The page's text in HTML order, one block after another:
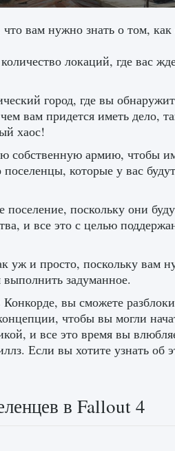
вам нужно знать о том,
локаций, где вас
город, где вы
вам придется иметь дело,
хаос!
собственную армию, чтобы
которые у вас
поскольку они
и все это с целью
уж и просто, поскольку вам
задуманное.
вы сможете
чтобы вы могли
и все это время вы
Если вы хотите узнать об
в Fallout 4